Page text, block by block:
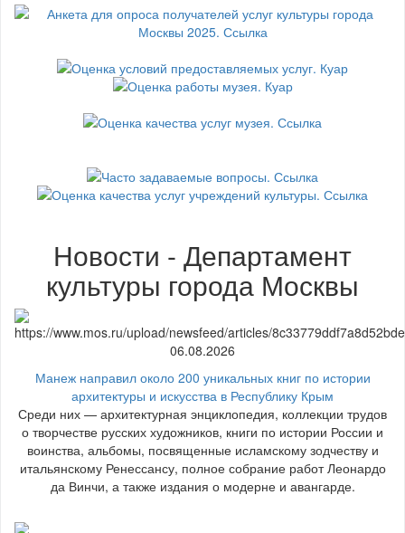
Новости - Департамент
культуры города Москвы
06.08.2026
Манеж направил около 200 уникальных книг по истории
архитектуры и искусства в Республику Крым
Среди них — архитектурная энциклопедия, коллекции трудов
о творчестве русских художников, книги по истории России и
воинства, альбомы, посвященные исламскому зодчеству и
итальянскому Ренессансу, полное собрание работ Леонардо
да Винчи, а также издания о модерне и авангарде.